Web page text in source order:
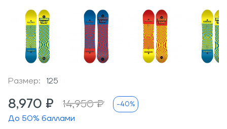
Размер: 125
8,970 ₽ 14,950 ₽ -40%
До 50% баллами